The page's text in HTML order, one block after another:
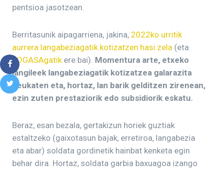
pentsioa jasotzean.
Berritasunik aipagarriena, jakina, 2022ko urritik
aurrera langabeziagatik kotizatzen hasi zela (eta
FOGASAgatik ere bai). Momentura arte, etxeko
langileek langabeziagatik kotizatzea galarazita
zeukaten eta, hortaz, lan barik gelditzen zirenean,
ezin zuten prestaziorik edo subsidiorik eskatu.
Beraz, esan bezala, gertakizun horiek guztiak
estaltzeko (gaixotasun bajak, erretiroa, langabezia
eta abar) soldata gordinetik hainbat kenketa egin
behar dira. Hortaz, soldata garbia baxuagoa izango